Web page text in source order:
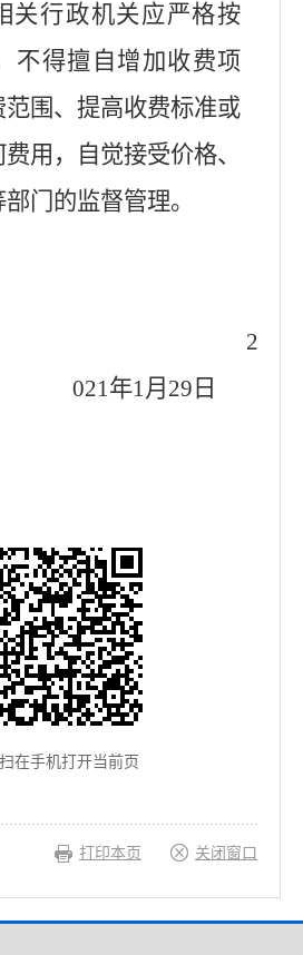
关行政机关应严格按
不得擅自增加收费项
范围、提高收费标准或
用，自觉接受价格、
门的监督管理。
2
021年1月 29 日
在手机打开当前页
打印本页 关闭窗口